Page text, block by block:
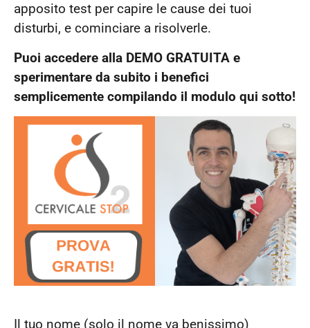
apposito test per capire le cause dei tuoi
disturbi, e cominciare a risolverle.
Puoi accedere alla DEMO GRATUITA e
sperimentare da subito i benefici
semplicemente compilando il modulo qui sotto!
Il tuo nome (solo il nome va benissimo)